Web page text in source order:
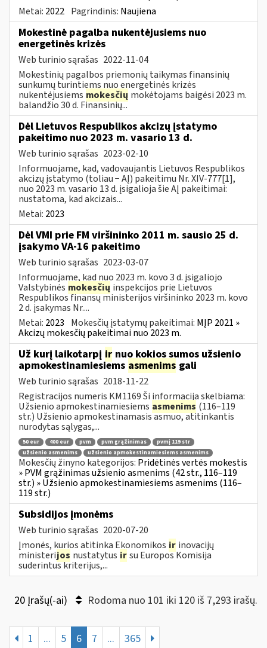
Metai: 2022 Pagrindinis: Naujiena
Mokestinė pagalba nukentėjusiems nuo
energetinės krizės
Web turinio sąrašas 2022-11-04
Mokestinių pagalbos priemonių taikymas finansinių
sunkumų turintiems nuo energetinės krizės
nukentėjusiems mokesčių mokėtojams baigėsi 2023 m.
balandžio 30 d. Finansinių...
Dėl Lietuvos Respublikos akcizų įstatymo
pakeitimo nuo 2023 m. vasario 13 d.
Web turinio sąrašas 2023-02-10
Informuojame, kad, vadovaujantis Lietuvos Respublikos
akcizų įstatymo (toliau − AĮ) pakeitimu Nr. XIV-777[1],
nuo 2023 m. vasario 13 d. įsigalioja šie AĮ pakeitimai:
nustatoma, kad akcizais...
Metai: 2023
Dėl VMI prie FM viršininko 2011 m. sausio 25 d.
įsakymo VA-16 pakeitimo
Web turinio sąrašas 2023-03-07
Informuojame, kad nuo 2023 m. kovo 3 d. įsigaliojo
Valstybinės mokesčių inspekcijos prie Lietuvos
Respublikos finansų ministerijos viršininko 2023 m. kovo
2 d. įsakymas Nr....
Metai: 2023 Mokesčių įstatymų pakeitimai: MĮP 2021 »
Akcizų mokesčių pakeitimai nuo 2023 m.
Už kurį laikotarpį ir nuo kokios sumos užsienio
apmokestinamiesiems asmenims gali
Web turinio sąrašas 2018-11-22
Registracijos numeris KM1169 Ši informacija skelbiama:
Užsienio apmokestinamiesiems asmenims (116–119
str.) Užsienio apmokestinamasis asmuo, atitinkantis
nurodytas sąlygas,...
50 eur 400 eur pvm pvm grąžinimas
pvmį 119 str
užsienio asmenims
užsienio apmokestinamiesiems asmenims
Mokesčių žinyno kategorijos: Pridėtinės vertės mokestis
» PVM grąžinimas užsienio asmenims (42 str., 116–119
str.) » Užsienio apmokestinamiesiems asmenims (116–
119 str.)
Subsidijos įmonėms
Web turinio sąrašas 2020-07-20
Įmonės, kurios atitinka Ekonomikos ir inovacijų
ministerijos nustatytus irsu Europos Komisija
suderintus kriterijus,...
20 Įrašų(-ai) Rodoma nuo 101 iki 120 iš 7,293 irašų.
1 ... 5 6 7 ... 365